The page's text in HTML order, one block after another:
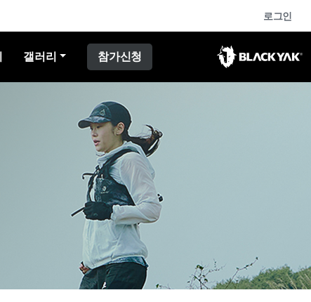
로그인
갤러리 참가신청